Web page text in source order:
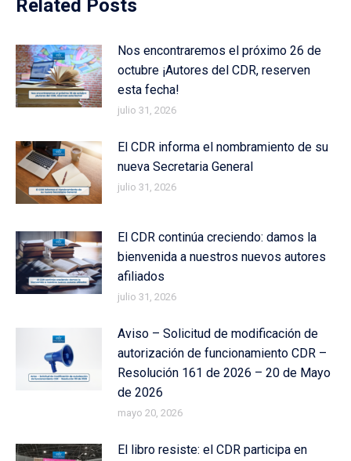
Related Posts
Nos encontraremos el próximo 26 de
octubre ¡Autores del CDR, reserven
esta fecha!
julio 31, 2026
El CDR informa el nombramiento de su
nueva Secretaria General
julio 31, 2026
El CDR continúa creciendo: damos la
bienvenida a nuestros nuevos autores
afiliados
julio 31, 2026
Aviso – Solicitud de modificación de
autorización de funcionamiento CDR –
Resolución 161 de 2026 – 20 de Mayo
de 2026
mayo 20, 2026
El libro resiste: el CDR participa en